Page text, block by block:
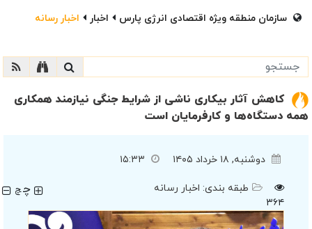
سازمان منطقه ویژه اقتصادی انرژی پارس اخبار اخبار رسانه
کاهش آثار بیکاری ناشی از شرایط جنگی نیازمند همکاری
همه دستگاه‌ها و کارفرمایان است
دوشنبه, ۱۸ خرداد ۱۴۰۵ ۱۵:۳۳
۳۶۴
طبقه بندی: اخبار رسانه چچ